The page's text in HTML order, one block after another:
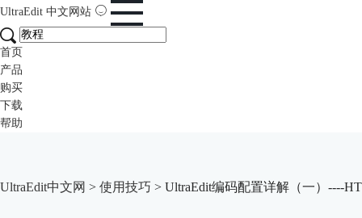
UltraEdit 中文网站
首页
产品
购买
下载
帮助
UltraEdit中文网 > 使用技巧 > UltraEdit编码配置详解（一）----